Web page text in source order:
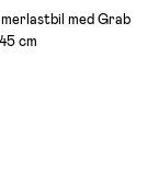
med Grab
cm